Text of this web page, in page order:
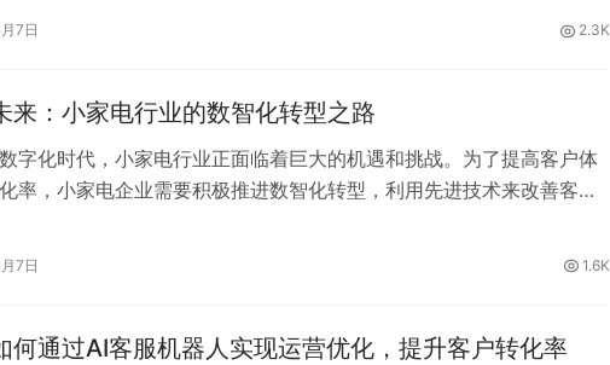
7日 2.3K
来：小家电行业的数智化转型之路
字化时代，小家电行业正面临着巨大的机遇和挑战。为了提高客户体
率，小家电企业需要积极推进数智化转型，利用先进技术来改善客户
7日 1.6K
何通过AI客服机器人实现运营优化，提升客户转化率